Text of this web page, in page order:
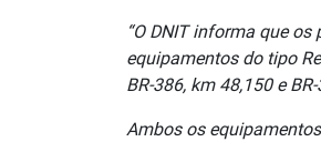
“O DNIT informa que
equipamentos do tipo
BR-386, km 48,150 e
Ambos os